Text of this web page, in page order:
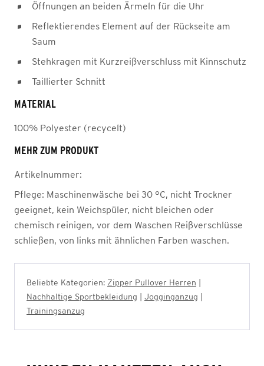
Öffnungen an beiden Ärmeln für die Uhr
Reflektierendes Element auf der Rückseite am
Saum
Stehkragen mit Kurzreißverschluss mit Kinnschutz
Taillierter Schnitt
MATERIAL
100% Polyester (recycelt)
MEHR ZUM PRODUKT
Artikelnummer:
Pflege: Maschinenwäsche bei 30 °C, nicht Trockner
geeignet, kein Weichspüler, nicht bleichen oder
chemisch reinigen, vor dem Waschen Reißverschlüsse
schließen, von links mit ähnlichen Farben waschen.
Beliebte Kategorien: Zipper Pullover Herren
Nachhaltige Sportbekleidung
Jogginganzug
Trainingsanzug